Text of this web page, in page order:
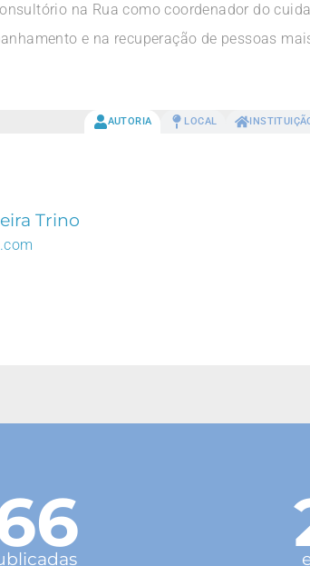
na Rua como coordenador do
e na recuperação de pessoas
AUTORIA LOCAL
Trino